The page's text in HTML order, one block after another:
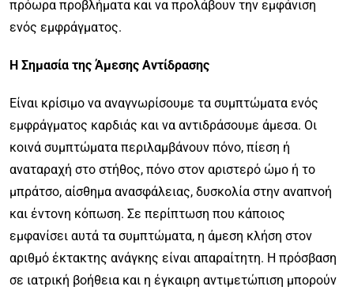
πρόωρα προβλήματα και να προλάβουν την εμφάνιση
ενός εμφράγματος.
Η Σημασία της Άμεσης Αντίδρασης
Είναι κρίσιμο να αναγνωρίσουμε τα συμπτώματα ενός
εμφράγματος καρδιάς και να αντιδράσουμε άμεσα. Οι
κοινά συμπτώματα περιλαμβάνουν πόνο, πίεση ή
αναταραχή στο στήθος, πόνο στον αριστερό ώμο ή το
μπράτσο, αίσθημα ανασφάλειας, δυσκολία στην αναπνοή
και έντονη κόπωση. Σε περίπτωση που κάποιος
εμφανίσει αυτά τα συμπτώματα, η άμεση κλήση στον
αριθμό έκτακτης ανάγκης είναι απαραίτητη. Η πρόσβαση
σε ιατρική βοήθεια και η έγκαιρη αντιμετώπιση μπορούν